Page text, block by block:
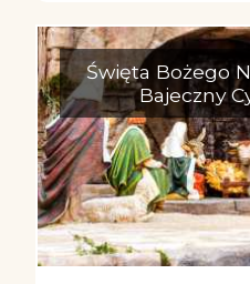
Święta Bożego
Bajeczny